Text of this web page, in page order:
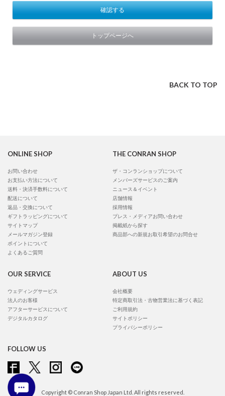
確認する
トップページへ
BACK TO TOP
ONLINE SHOP
お問い合わせ
お支払い方法について
送料・決済手数料について
配送について
返品・交換について
ギフトラッピングについて
サイトマップ
メールマガジン登録
ポイントについて
よくあるご質問
THE CONRAN SHOP
ザ・コンランショップについて
メンバーズサービスのご案内
ニュース＆イベント
店舗情報
採用情報
プレス・メディアお問い合わせ
掲載紙から探す
商品部への新規お取引希望のお問合せ
OUR SERVICE
ウェディングサービス
法人のお客様
アフターサービスについて
デジタルカタログ
ABOUT US
会社概要
特定商取引法・古物営業法に基づく表記
ご利用規約
サイトポリシー
プライバシーポリシー
FOLLOW US
Copyright © Conran Shop Japan Ltd. All rights reserved.